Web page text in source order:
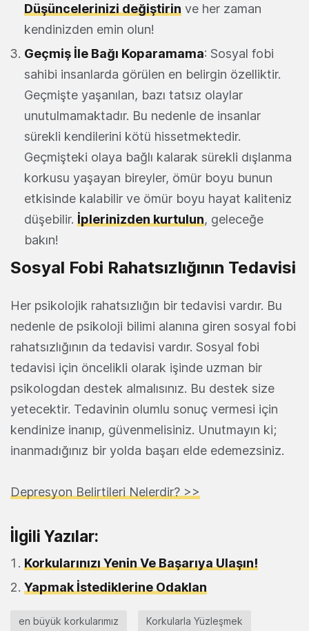
Düşüncelerinizi değiştirin ve her zaman
kendinizden emin olun!
Geçmiş İle Bağı Koparamama: Sosyal fobi
sahibi insanlarda görülen en belirgin özelliktir.
Geçmişte yaşanılan, bazı tatsız olaylar
unutulmamaktadır. Bu nedenle de insanlar
sürekli kendilerini kötü hissetmektedir.
Geçmişteki olaya bağlı kalarak sürekli dışlanma
korkusu yaşayan bireyler, ömür boyu bunun
etkisinde kalabilir ve ömür boyu hayat kaliteniz
düşebilir. İplerinizden kurtulun, geleceğe
bakın!
Sosyal Fobi Rahatsızlığının Tedavisi
Her psikolojik rahatsızlığın bir tedavisi vardır. Bu
nedenle de psikoloji bilimi alanına giren sosyal fobi
rahatsızlığının da tedavisi vardır. Sosyal fobi
tedavisi için öncelikli olarak işinde uzman bir
psikologdan destek almalısınız. Bu destek size
yetecektir. Tedavinin olumlu sonuç vermesi için
kendinize inanıp, güvenmelisiniz. Unutmayın ki;
inanmadığınız bir yolda başarı elde edemezsiniz.
Depresyon Belirtileri Nelerdir? >>
İlgili Yazılar:
Korkularınızı Yenin Ve Başarıya Ulaşın!
Yapmak İstediklerine Odaklan
en büyük korkularımız Korkularla Yüzleşmek